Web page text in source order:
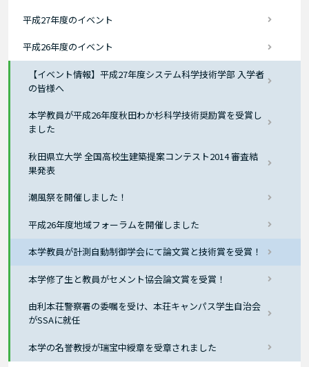
平成27年度のイベント
平成26年度のイベント
【イベント情報】平成27年度システム科学技術学部 入学者
の皆様へ
本学教員が平成26年度秋田わか杉科学技術奨励賞を受賞し
ました
秋田県立大学 全国高校生建築提案コンテスト2014 審査結
果発表
潮風祭を開催しました！
平成26年度地域フォーラムを開催しました
本学教員が計測自動制御学会にて論文賞と技術賞を受賞！
本学修了生と教員がセメント協会論文賞を受賞！
由利本荘警察署の委嘱を受け、本荘キャンパス学生自治会
がSSAに就任
本学の名誉教授が瑞宝中綬章を受章されました